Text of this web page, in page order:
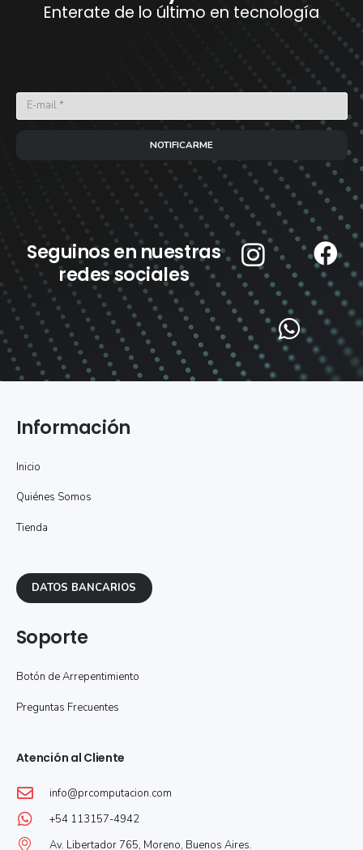
Enterate de lo último en tecnología
NOTIFICARME
Seguinos en nuestras
redes sociales
Información
Inicio
Quiénes Somos
Tienda
DATOS BANCARIOS
Soporte
Botón de Arrepentimiento
Preguntas Frecuentes
Atención al Cliente
info@prcomputacion.com
+54 113157-4942
Av. Libertador 765, Moreno, Buenos Aires.